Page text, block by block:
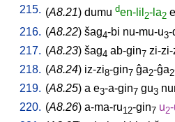
215. (A8.21) dumu den-lil 2-la2
216. (A8.22) šag4-bi nu-mu-u3-
217. (A8.23) šag4 ab-gin7 zi-zi-
218. (A8.24) iz-zi8-gin7 ĝa2-ĝa2
219. (A8.25) a e3-a-gin7 gu3
220. (A8.26) a-ma-ru12-gin7 u2